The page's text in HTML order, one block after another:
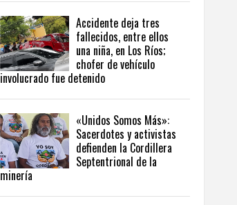
Accidente deja tres
fallecidos, entre ellos
una niña, en Los Ríos;
chofer de vehículo
involucrado fue detenido
«Unidos Somos Más»:
Sacerdotes y activistas
defienden la Cordillera
Septentrional de la
minería